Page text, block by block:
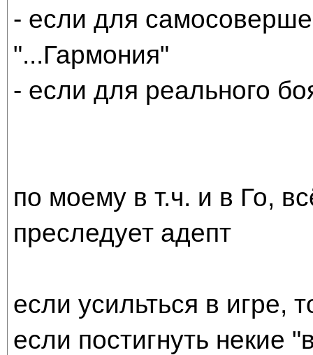
- если для
"...Гармония"
- если для реального
по моему в т.ч. и в Го,
преследует адепт
если усильться в
если постигнуть некие